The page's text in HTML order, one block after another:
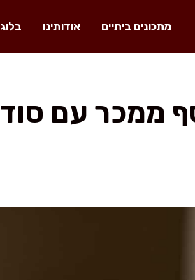
מתכונים ביתיים אודותינו בלוג
ממכר עם סוד